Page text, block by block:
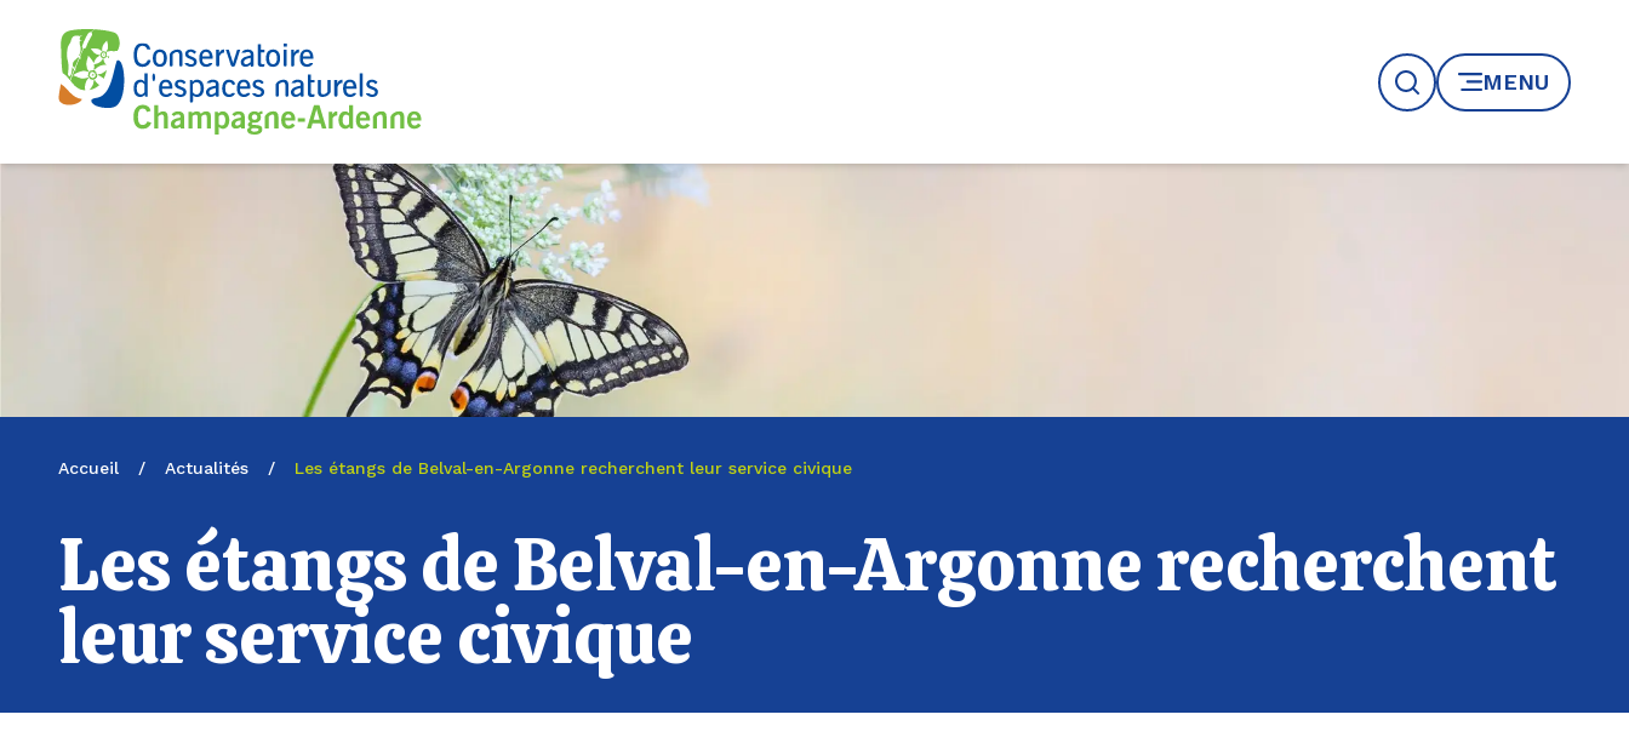
Logo du CENCA
RechercheMENU
Accueil / Actualités / Les étangs de Belval-en-Argonne recherchent leur service civique
Les étangs de Belval-en-Argonne recherchent
leur service civique